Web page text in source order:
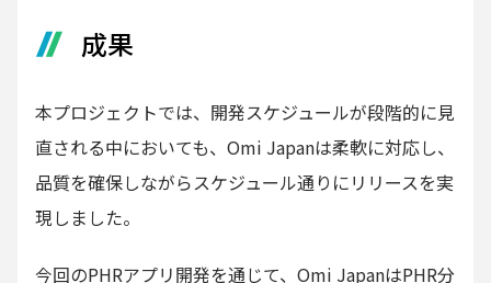
成果
本プロジェクトでは、開発スケジュールが段階的に見
直される中においても、Omi Japanは柔軟に対応し、
品質を確保しながらスケジュール通りにリリースを実
現しました。
今回のPHRアプリ開発を通じて、Omi JapanはPHR分